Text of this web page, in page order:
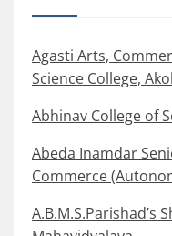
Agasti Arts,
Science College,
Abhinav College of
Abeda Inamdar
Commerce
A.B.M.S.Parishad’s